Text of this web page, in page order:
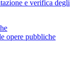
e verifica degli
opere pubbliche